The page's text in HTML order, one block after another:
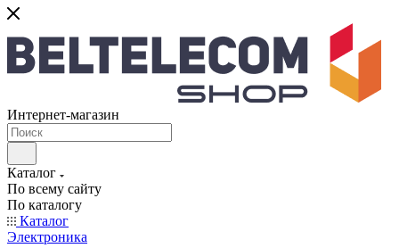
Интернет-магазин
Каталог
По всему сайту
По каталогу
Каталог
Электроника